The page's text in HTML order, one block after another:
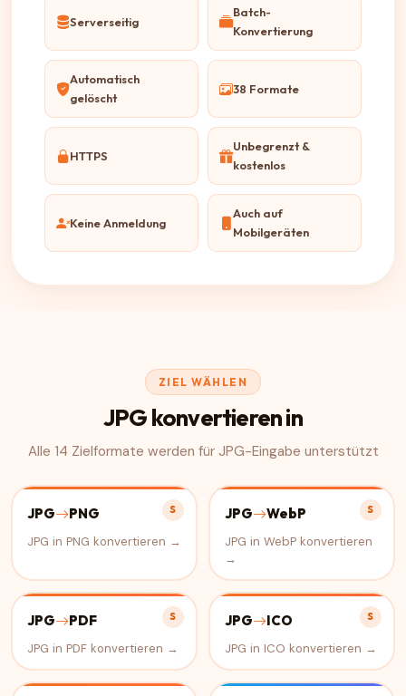
Serverseitig
Batch-
Konvertierung
Automatisch
gelöscht
38 Formate
HTTPS
Unbegrenzt &
kostenlos
Keine Anmeldung
Auch auf
Mobilgeräten
ZIEL WÄHLEN
JPG konvertieren in
Alle 14 Zielformate werden für JPG-Eingabe unterstützt
S
JPG PNG
JPG in PNG konvertieren →
S
JPG WebP
JPG in WebP konvertieren
→
S
JPG PDF
JPG in PDF konvertieren →
S
JPG ICO
JPG in ICO konvertieren →